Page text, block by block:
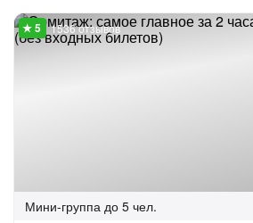
1536 отзывов
Мини-группа до 5 чел.